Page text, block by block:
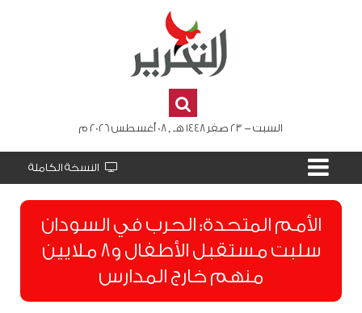
السبت - 23 صفر 1448 هـ , 08 أغسطس 2026 م
النسخة الكاملة
الأمم المتحدة: الحرب في السودان
سلبت مستقبل الأطفال و8 ملايين
منهم خارج المدارس